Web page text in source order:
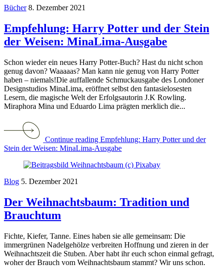
Bücher 8. Dezember 2021
Empfehlung: Harry Potter und der Stein
der Weisen: MinaLima-Ausgabe
Schon wieder ein neues Harry Potter-Buch? Hast du nicht schon
genug davon? Waaaaas? Man kann nie genug von Harry Potter
haben – niemals!Die auffallende Schmuckausgabe des Londoner
Designstudios MinaLima, eröffnet selbst den fantasielosesten
Lesern, die magische Welt der Erfolgsautorin J.K Rowling.
Miraphora Mina und Eduardo Lima prägten merklich die...
Continue reading Empfehlung: Harry Potter und der
Stein der Weisen: MinaLima-Ausgabe
Blog 5. Dezember 2021
Der Weihnachtsbaum: Tradition und
Brauchtum
Fichte, Kiefer, Tanne. Eines haben sie alle gemeinsam: Die
immergrünen Nadelgehölze verbreiten Hoffnung und zieren in der
Weihnachtszeit die Stuben. Aber habt ihr euch schon einmal gefragt,
woher der Brauch vom Weihnachtsbaum stammt? Wir uns schon.